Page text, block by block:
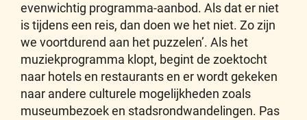
evenwichtig programma-aanbod. Als dat er niet
is tijdens een reis, dan doen we het niet. Zo zijn
we voortdurend aan het puzzelen’. Als het
muziekprogramma klopt, begint de zoektocht
naar hotels en restaurants en er wordt gekeken
naar andere culturele mogelijkheden zoals
museumbezoek en stadsrondwandelingen. Pas